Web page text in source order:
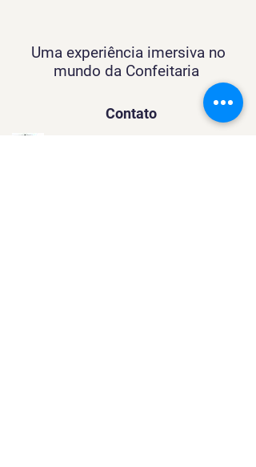
Uma experiência imersiva no
mundo da Confeitaria
Contato